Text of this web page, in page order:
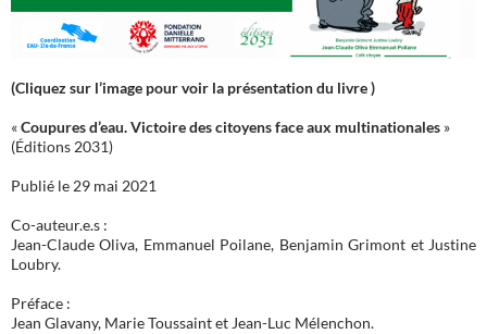
(Cliquez sur l’image pour voir la présentation du livre )
«Coupures d’eau. Victoire des citoyens face aux multinationales »
(Éditions 2031)
Publié le 29 mai 2021
Co-auteur.e.s :
Jean-Claude Oliva, Emmanuel Poilane, Benjamin Grimont et Justine
Loubry.
Préface :
Jean Glavany, Marie Toussaint et Jean-Luc Mélenchon.